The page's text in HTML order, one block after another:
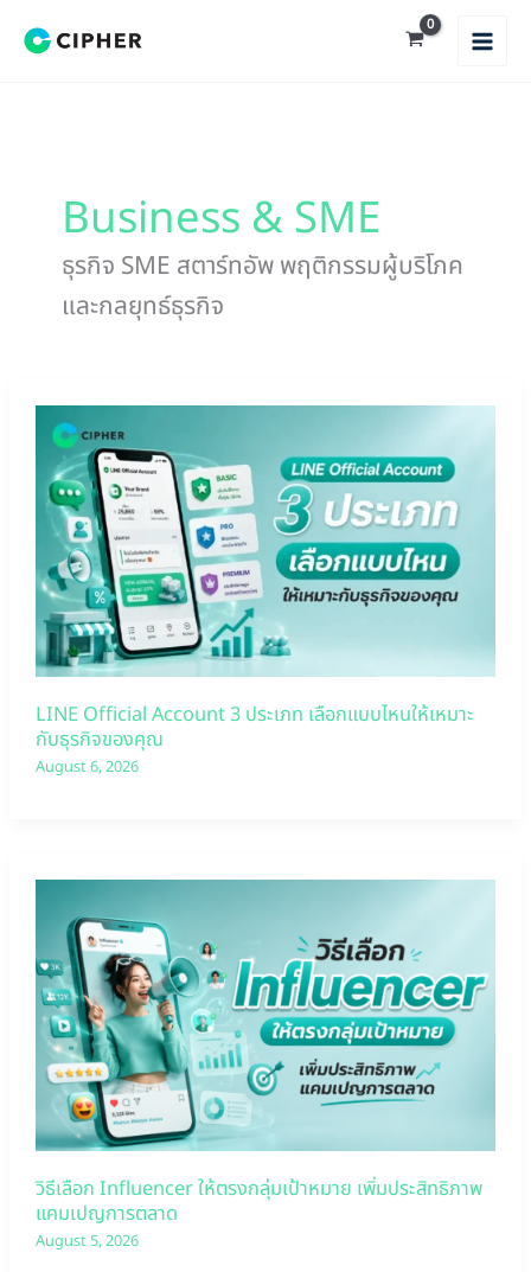
Business & SME
ธุรกิจ SME สตาร์ทอัพ พฤติกรรมผู้บริโภค
และกลยุทธ์ธุรกิจ
LINE Official Account 3 ประเภท เลือกแบบไหนให้เหมาะ
กับธุรกิจของคุณ
August 6, 2026
วิธีเลือก Influencer ให้ตรงกลุ่มเป้าหมาย เพิ่มประสิทธิภาพ
แคมเปญการตลาด
August 5, 2026